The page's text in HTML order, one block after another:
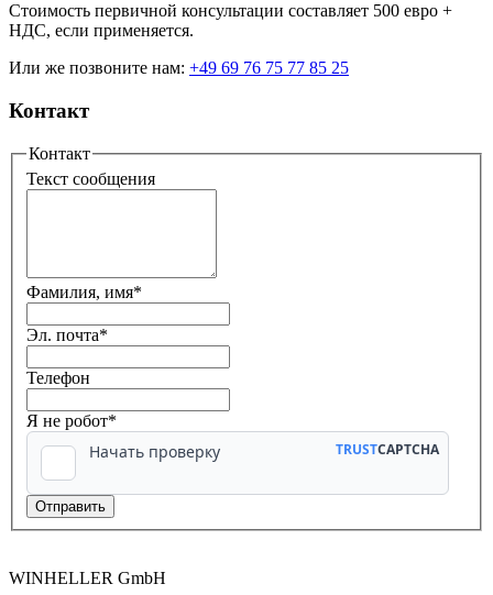
Стоимость первичной консультации составляет 500 евро +
НДС, если применяется.
Или же позвоните нам: +49 69 76 75 77 85 25
Контакт
Контакт
Текст сообщения
Фамилия, имя*
Эл. почта*
Телефон
Я не робот*
WINHELLER GmbH